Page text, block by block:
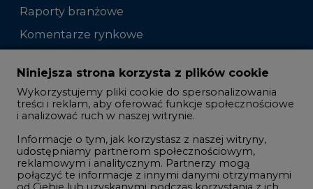
Raporty branżowe
Komentarze rynkowe
Zmiany kadrowe na rynku
Studio CIRE
Rozmowy o energetyce
Gospodarka
Geopolityka
Niniejsza strona korzysta z plików cookie
Wykorzystujemy pliki cookie do spersonalizowania
treści i reklam, aby oferować funkcje społecznościowe
i analizować ruch w naszej witrynie.
Informacje o tym, jak korzystasz z naszej witryny,
udostępniamy partnerom społecznościowym,
reklamowym i analitycznym. Partnerzy mogą
połączyć te informacje z innymi danymi otrzymanymi
od Ciebie lub uzyskanymi podczas korzystania z ich